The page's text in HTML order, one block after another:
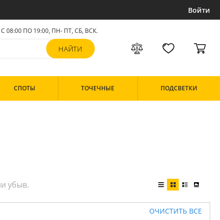
Войти
С 08:00 ПО 19:00, ПН- ПТ, СБ, ВСК.
СПОТЫ ТОЧЕЧНЫЕ ПОДСВЕТКИ
ОЧИСТИТЬ ВСЕ